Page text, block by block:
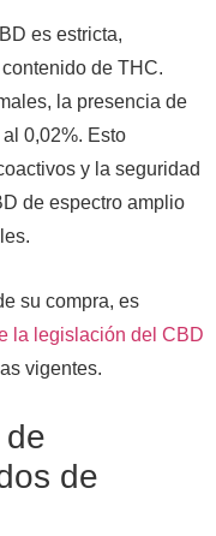
es estricta,
de THC.
la presencia de
0,02%. Esto
y la seguridad
de espectro amplio
su compra, es
la legislación del CBD
vigentes.
de